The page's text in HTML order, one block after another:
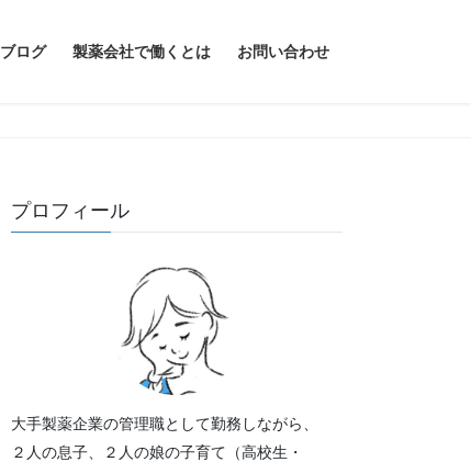
ブログ 製薬会社で働くとは お問い合わせ
プロフィール
大手製薬企業の管理職として勤務しながら、
２人の息子、２人の娘の子育て（高校生・